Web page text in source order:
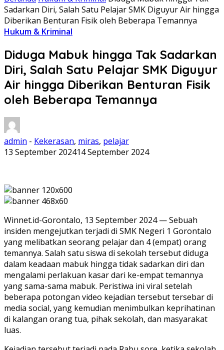
Sadarkan Diri, Salah Satu Pelajar SMK Diguyur Air hingga
Diberikan Benturan Fisik oleh Beberapa Temannya
Hukum & Kriminal
Diduga Mabuk hingga Tak Sadarkan
Diri, Salah Satu Pelajar SMK Diguyur
Air hingga Diberikan Benturan Fisik
oleh Beberapa Temannya
admin - Kekerasan, miras, pelajar
13 September 202414 September 2024
Winnet.id-Gorontalo, 13 September 2024 — Sebuah
insiden mengejutkan terjadi di SMK Negeri 1 Gorontalo
yang melibatkan seorang pelajar dan 4 (empat) orang
temannya. Salah satu siswa di sekolah tersebut diduga
dalam keadaan mabuk hingga tidak sadarkan diri dan
mengalami perlakuan kasar dari ke-empat temannya
yang sama-sama mabuk. Peristiwa ini viral setelah
beberapa potongan video kejadian tersebut tersebar di
media social, yang kemudian menimbulkan keprihatinan
di kalangan orang tua, pihak sekolah, dan masyarakat
luas.